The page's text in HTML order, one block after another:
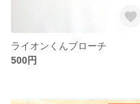
ライオンくんブローチ
500円